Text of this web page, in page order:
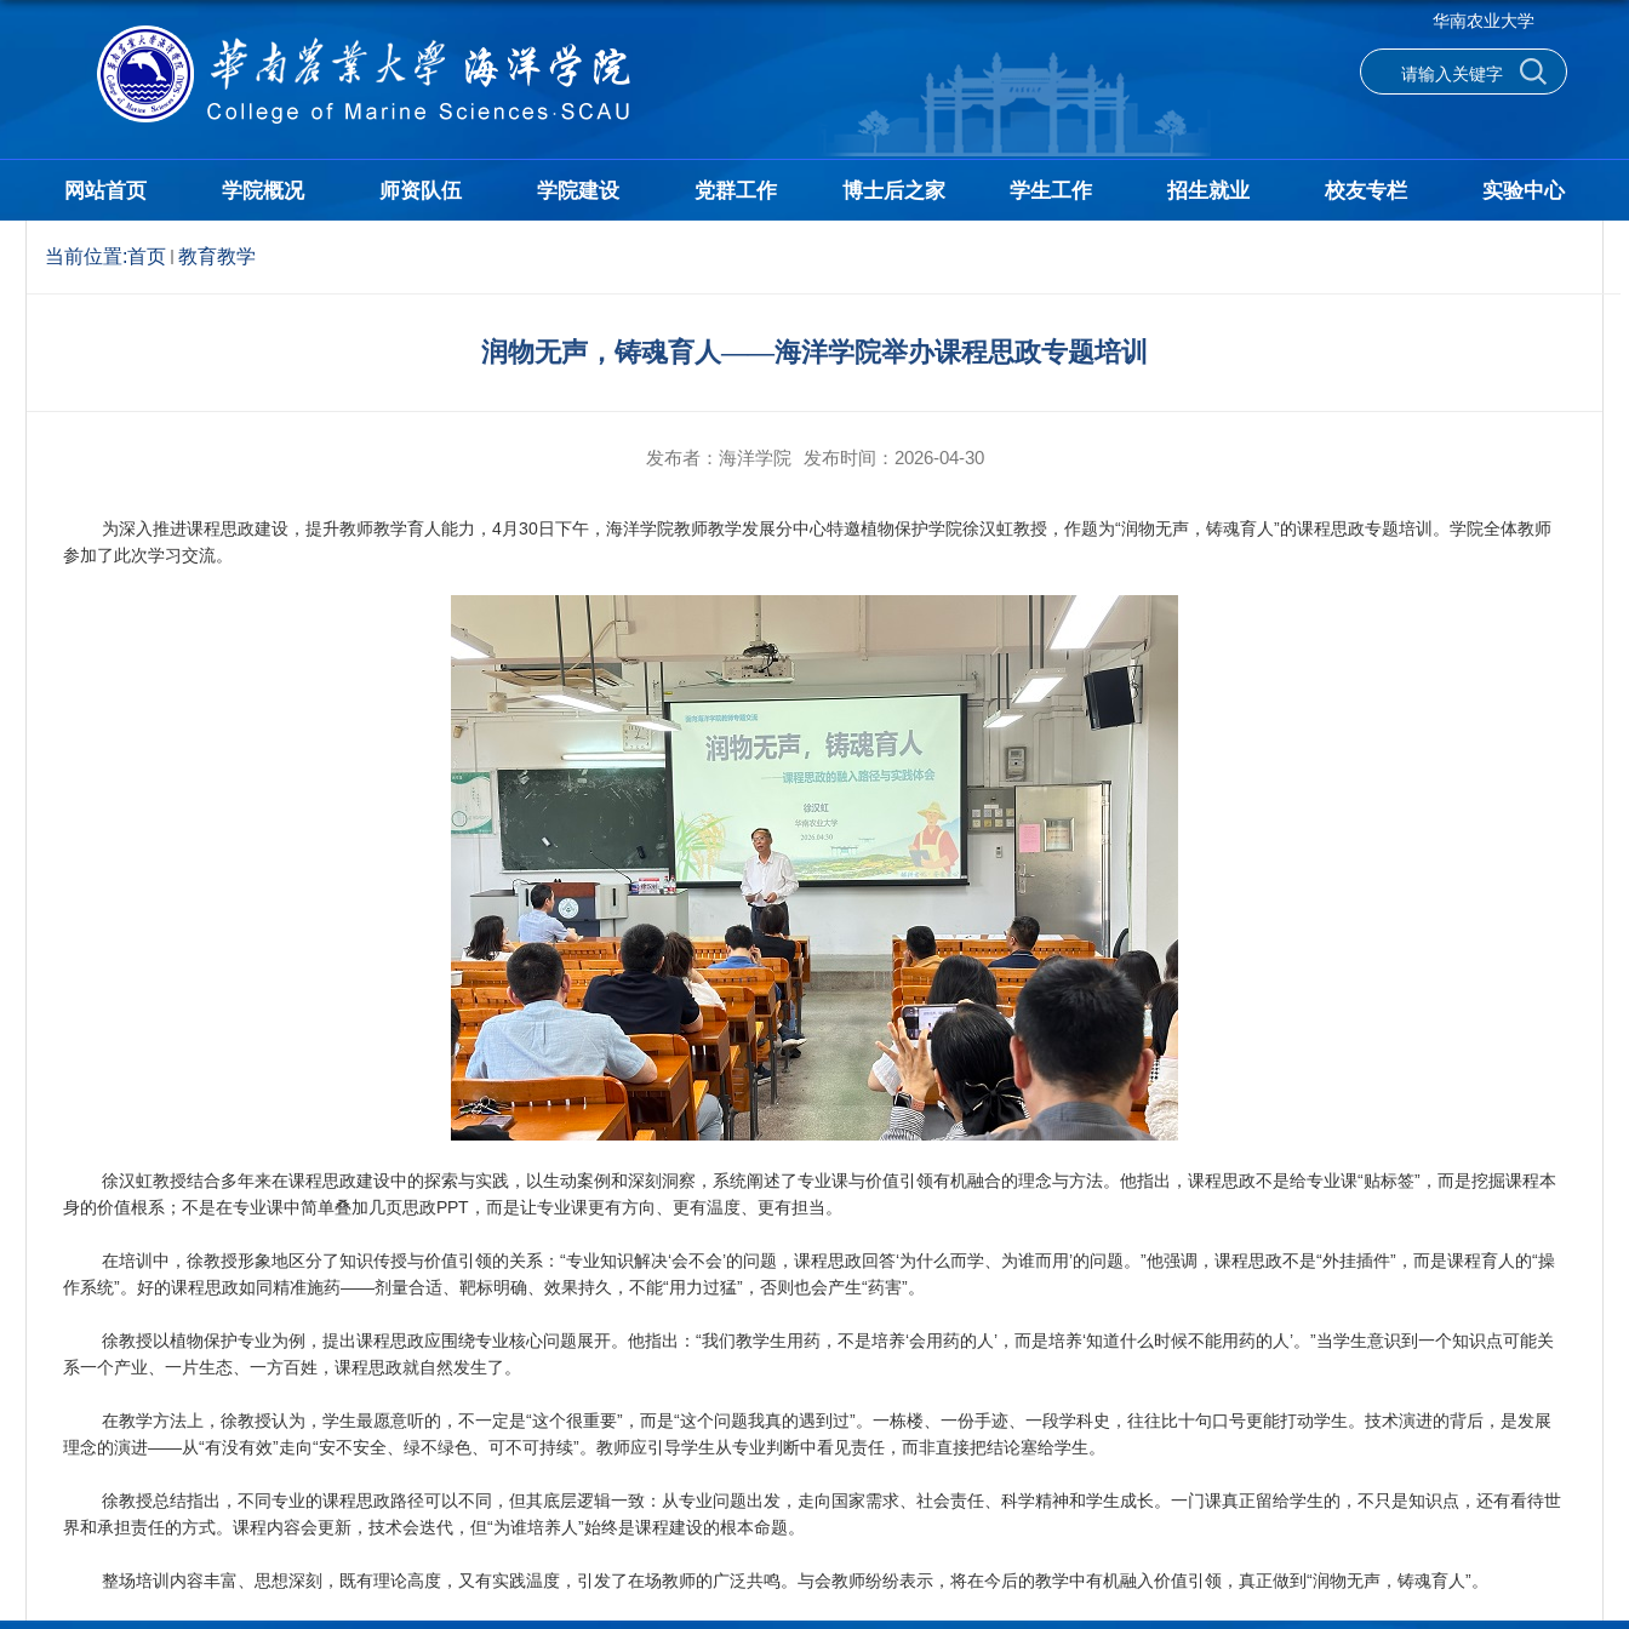
华南农业大学
网站首页 学院概况 师资队伍 学院建设 党群工作 博士后之家 学生工作 招生就业 校友专栏 实验中心
当前位置:首页 教育教学
润物无声，铸魂育人——海洋学院举办课程思政专题培训
发布者：海洋学院 发布时间：2026-04-30
为深入推进课程思政建设，提升教师教学育人能力，4月30日下午，海洋学院教师教学发展分中心特邀植物保护学院徐汉虹教授，作题为“润物无声，铸魂育人”的课程思政专题培训。学院全体教师
参加了此次学习交流。
徐汉虹教授结合多年来在课程思政建设中的探索与实践，以生动案例和深刻洞察，系统阐述了专业课与价值引领有机融合的理念与方法。他指出，课程思政不是给专业课“贴标签”，而是挖掘课程本
身的价值根系；不是在专业课中简单叠加几页思政PPT，而是让专业课更有方向、更有温度、更有担当。
在培训中，徐教授形象地区分了知识传授与价值引领的关系：“专业知识解决‘会不会’的问题，课程思政回答‘为什么而学、为谁而用’的问题。”他强调，课程思政不是“外挂插件”，而是课程育人的“操
作系统”。好的课程思政如同精准施药——剂量合适、靶标明确、效果持久，不能“用力过猛”，否则也会产生“药害”。
徐教授以植物保护专业为例，提出课程思政应围绕专业核心问题展开。他指出：“我们教学生用药，不是培养‘会用药的人’，而是培养‘知道什么时候不能用药的人’。”当学生意识到一个知识点可能关
系一个产业、一片生态、一方百姓，课程思政就自然发生了。
在教学方法上，徐教授认为，学生最愿意听的，不一定是“这个很重要”，而是“这个问题我真的遇到过”。一栋楼、一份手迹、一段学科史，往往比十句口号更能打动学生。技术演进的背后，是发展
理念的演进——从“有没有效”走向“安不安全、绿不绿色、可不可持续”。教师应引导学生从专业判断中看见责任，而非直接把结论塞给学生。
徐教授总结指出，不同专业的课程思政路径可以不同，但其底层逻辑一致：从专业问题出发，走向国家需求、社会责任、科学精神和学生成长。一门课真正留给学生的，不只是知识点，还有看待世
界和承担责任的方式。课程内容会更新，技术会迭代，但“为谁培养人”始终是课程建设的根本命题。
整场培训内容丰富、思想深刻，既有理论高度，又有实践温度，引发了在场教师的广泛共鸣。与会教师纷纷表示，将在今后的教学中有机融入价值引领，真正做到“润物无声，铸魂育人”。